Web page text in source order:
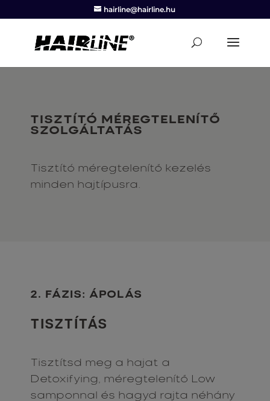
hairline@hairline.hu
TISZTÍTÓ MÉREGTELENÍTŐ
SZOLGÁLTATÁS
Tisztító méregtelenítő kezelés
minden hajtípusra.
2. FÁZIS: ÁPOLÁS
TISZTÍTÁS
Tisztítsd meg a hajat a
Detoxifying, méregtelenítő Low
samponnal és hagyd rajta néhány